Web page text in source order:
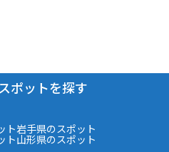
ポットを探す
ト岩手県のスポット
ト山形県のスポット